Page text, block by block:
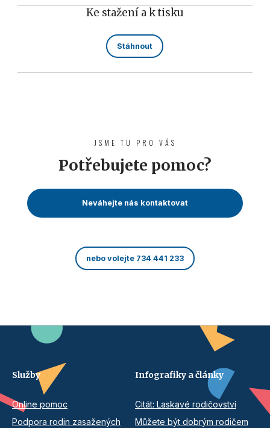
Ke stažení a k tisku
Stáhnout
JSME TU PRO VÁS
Potřebujete pomoc?
Neváhejte nás kontaktovat
nebo volejte 734 441 233
Služby
Online pomoc
Podpora rodin zasažených
Infografiky a články
Citát: Laskavé rodičovství
Můžete být dobrým rodičem